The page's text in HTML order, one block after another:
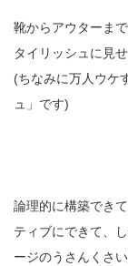
靴からアウターま
タイリッシュに見
(ちなみに万人ウケ
ュ」です)
論理的に構築でき
ティブにできて、
ージのうさんくさ